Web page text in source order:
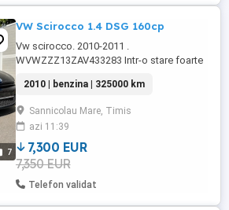
7
VW Scirocco 1.4 DSG 160cp
Vw scirocco. 2010-2011 .
WVWZZZ13ZAV433283 Intr-o stare foarte
Madina personala, întreținută
corespunzător. estetic 9 10 cu uzură pe
exterior datorită vârstei. Interiorul arată
bine. scaunele nu sunt rupte, cel din
stângă prezintă ușoare urme de uzură
însă ...
2010 | benzina | 325000 km
Sannicolau Mare, Timis
azi 11:39
7,300 EUR
7,350 EUR
Telefon validat